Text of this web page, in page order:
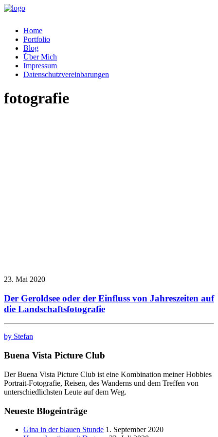
Home
Portfolio
Blog
Über Mich
Impressum
Datenschutzvereinbarungen
fotografie
23. Mai 2020
Der Geroldsee oder der Einfluss von Jahreszeiten auf
die Landschaftsfotografie
by Stefan
Buena Vista Picture Club
Der Buena Vista Picture Club ist eine Kombination meiner Hobbies
Portrait-Fotografie, Reisen, des Wanderns und dem Treffen von
unterschiedlichsten Leute auf dem Weg.
Neueste Blogeinträge
Gina in der blauen Stunde 1. September 2020